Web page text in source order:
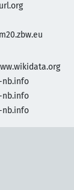
nb.info
nb.info
nb.info